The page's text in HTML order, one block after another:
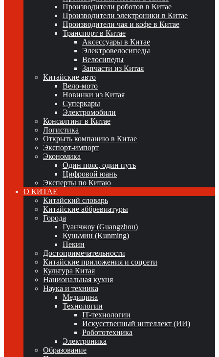
Производители роботов в Китае
Производители электроники в Китае
Производители чая и кофе в Китае
Транспорт в Китае
Аксессуары в Китае
Электровелосипеды
Велосипеды
Запчасти из Китая
Китайские авто
Вело-мото
Новинки из Китая
Суперкары
Электромобили
Консалтинг в Китае
Логистика
Открыть компанию в Китае
Экспорт-импорт
Экономика
Один пояс, один путь
Цифровой юань
Эксперты по Китаю
О КИТАЕ
Китайский словарь
Китайские аббревиатуры
Города
Гуанчжоу (Guangzhou)
Куньмин (Kunming)
Пекин
Достопримечательности
Китайские приложения и соцсети
Культура Китая
Национальная кухня
Наука и техника
Медицина
Технологии
IT-технологии
Искусственный интеллект (ИИ)
Робототехника
Электроника
Образование